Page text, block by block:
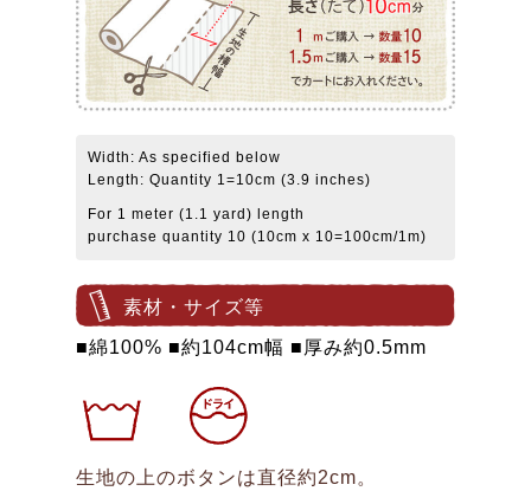
Width: As specified below
Length: Quantity 1=10cm (3.9 inches)
For 1 meter (1.1 yard) length
purchase quantity 10 (10cm x 10=100cm/1m)
素材・サイズ等
■綿100% ■約104cm幅 ■厚み約0.5mm
生地の上のボタンは直径約2cm。